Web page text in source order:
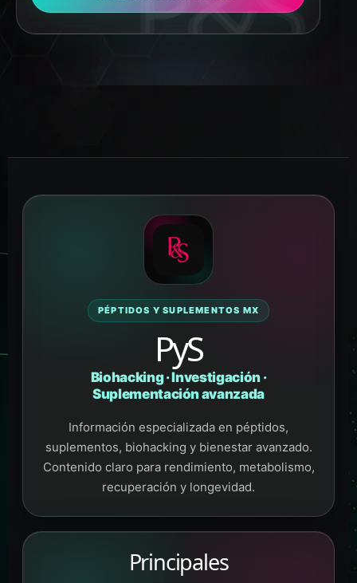
PÉPTIDOS Y SUPLEMENTOS MX
PyS
Biohacking · Investigación ·
Suplementación avanzada
Información especializada en péptidos,
suplementos, biohacking y bienestar avanzado.
Contenido claro para rendimiento, metabolismo,
recuperación y longevidad.
Principales